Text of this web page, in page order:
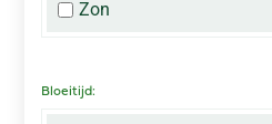
Zon
Bloeitijd: